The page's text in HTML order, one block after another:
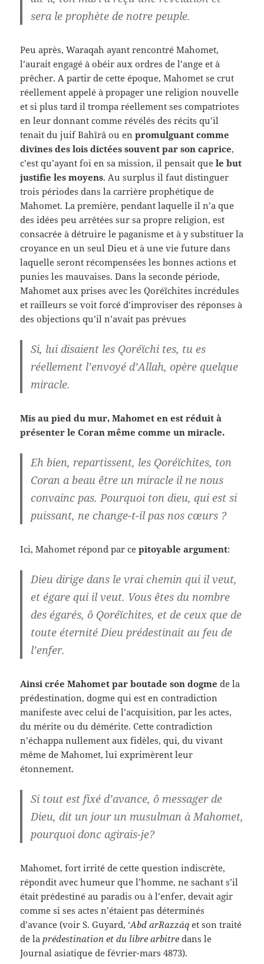
sera le prophète de notre peuple.
Peu après, Waraqah ayant rencontré Mahomet,
l’aurait engagé à obéir aux ordres de l’ange et à
prêcher. A partir de cette époque, Mahomet se crut
réellement appelé à propager une religion nouvelle
et si plus tard il trompa réellement ses compatriotes
en leur donnant comme révélés des récits qu’il
tenait du juif Bahîrâ ou en promulguant comme
divines des lois dictées souvent par son caprice,
c’est qu’ayant foi en sa mission, il pensait quele but
justifie les moyens. Au surplus il faut distinguer
trois périodes dans la carrière prophétique de
Mahomet. La première, pendant laquelle il n’a que
des idées peu arrêtées sur sa propre religion, est
consacrée à détruire le paganisme et à y substituer la
croyance en un seul Dieu et à une vie future dans
laquelle seront récompensées les bonnes actions et
punies les mauvaises. Dans la seconde période,
Mahomet aux prises avec les Qoréïchites incrédules
et railleurs se voit forcé d’improviser des réponses à
des objections qu’il n’avait pas prévues
Si, lui disaient les Qoréïchi tes, tu es
réellement l’envoyé d’Allah, opère quelque
miracle.
Mis au pied du mur, Mahomet en est réduit à
présenter le Coran même comme un miracle.
Eh bien, repartissent, les Qoréïchites, ton
Coran a beau être un miracle il ne nous
convainc pas. Pourquoi ton dieu, qui est si
puissant, ne change-t-il pas nos cœurs ?
Ici, Mahomet répond par cepitoyable argument:
Dieu dirige dans le vrai chemin qui il veut,
et égare qui il veut. Vous êtes du nombre
des égarés, ô Qoréïchites, et de ceux que de
toute éternité Dieu prédestinait au feu de
l’enfer.
Ainsi crée Mahomet par boutade son dogme de la
prédestination, dogme qui est en contradiction
manifeste avec celui de l’acquisition, par les actes,
du mérite ou du démérite. Cette contradiction
n’échappa nullement aux fidèles, qui, du vivant
même de Mahomet, lui exprimèrent leur
étonnement.
Si tout est fixé d’avance, ô messager de
Dieu, dit un jour un musulman à Mahomet,
pourquoi donc agirais-je?
Mahomet, fort irrité de cette question indiscrète,
répondit avec humeur que l’homme, ne sachant s’il
était prédestiné au paradis ou à l’enfer, devait agir
comme si ses actes n’étaient pas déterminés
d’avance (voir S. Guyard, ‘Abd arRazzáq et son traité
de laprédestination et du libre arbitre dans le
Journal asiatique de février-mars 4873).